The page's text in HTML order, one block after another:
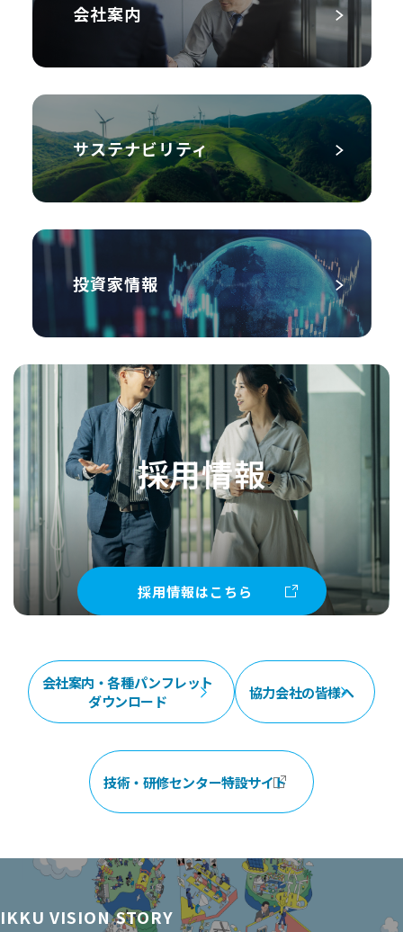
会社案内
サステナビリティ
投資家情報
採用情報
採用情報はこちら
会社案内・各種パンフレット
ダウンロード
協力会社の皆様へ
技術・研修センター特設サイト
VISION STORY